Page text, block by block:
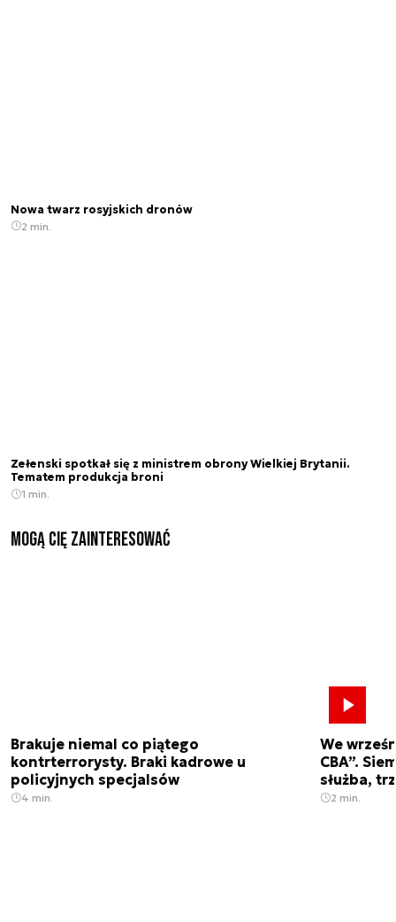
Nowa twarz rosyjskich dronów
2 min.
Zełenski spotkał się z ministrem obrony Wielkiej Brytanii.
Tematem produkcja broni
1 min.
Mogą Cię zainteresować
Brakuje niemal co piątego
kontrterrorysty. Braki kadrowe u
policyjnych specjalsów
4 min.
We
CBA”.
służba,
2 min.